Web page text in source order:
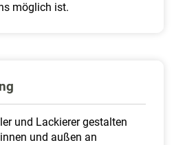
möglich ist.
und Lackierer gestalten
und außen an